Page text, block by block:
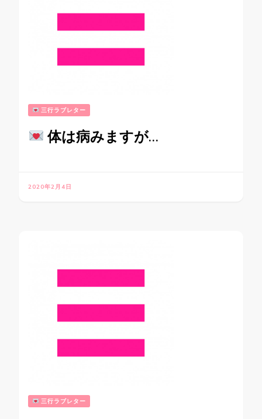
三行ラブレター
体は病みますが…
2020年2月4日
三行ラブレター